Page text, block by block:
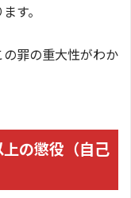
す。
罪の重大性がわか
の懲役（自己